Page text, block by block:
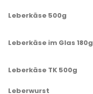
Leberkäse 500g
Leberkäse im Glas 180g
Leberkäse TK 500g
Leberwurst